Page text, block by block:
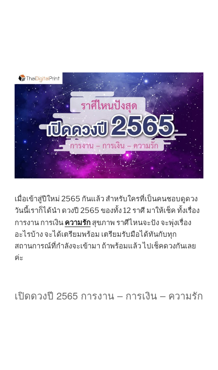
เมื่อเข้าสู่ปีใหม่ 2565 กันแล้ว สำหรับใครที่เป็นคนชอบดูดวง
วันนี้เราก็ได้นำ ดวงปี 2565 ของทั้ง 12 ราศี มาให้เช็ค ทั้งเรื่อง
การงาน การเงิน ความรัก สุขภาพ ราศีไหนจะปัง จะพุ่งเรื่อง
อะไรบ้าง จะได้เตรียมพร้อม เตรียมรับมือได้ทันกับทุก
สถานการณ์ที่กำลังจะเข้ามา ถ้าพร้อมแล้ว ไปเช็คดวงกันเลย
ค่ะ
เปิดดวงปี 2565 การงาน – การเงิน – ความรัก